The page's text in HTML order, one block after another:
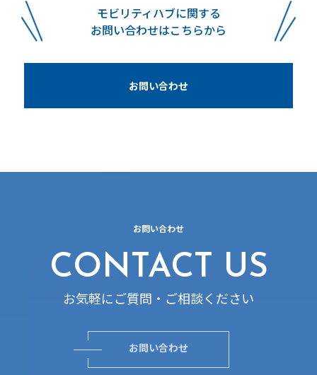
モビリティハブに関する
お問い合わせはこちらから
お問い合わせ
お問い合わせ
CONTACT US
お気軽にご質問・ご相談ください
お問い合わせ